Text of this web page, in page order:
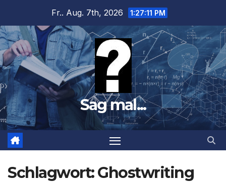
springen
Fr.. Aug. 7th, 2026 1:27:12 PM
Sag mal...
Schlagwort:Ghostwriting